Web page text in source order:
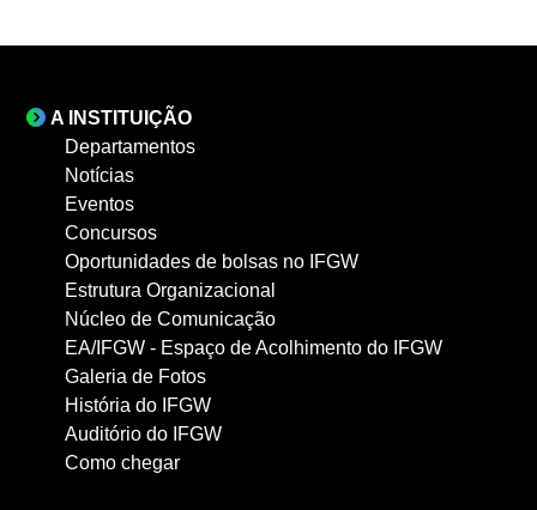
A INSTITUIÇÃO
Departamentos
Notícias
Eventos
Concursos
Oportunidades de bolsas no IFGW
Estrutura Organizacional
Núcleo de Comunicação
EA/IFGW - Espaço de Acolhimento do IFGW
Galeria de Fotos
História do IFGW
Auditório do IFGW
Como chegar